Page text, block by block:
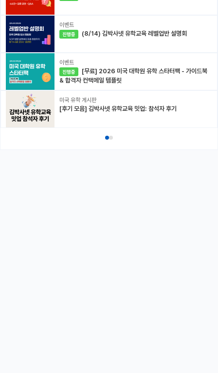
이벤트
진행중 (8/14) 김박사넷 유학교육 레벨업반 설명회
이벤트
진행중
& 합격자 컨택메일 템플릿
미국 유학 게시판
[후기 모음] 김박사넷 유학교육 밋업: 참석자 후기